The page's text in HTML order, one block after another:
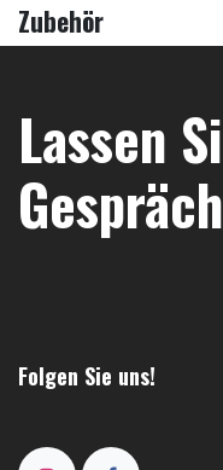
Zubehör
Lassen
Folgen Sie uns!